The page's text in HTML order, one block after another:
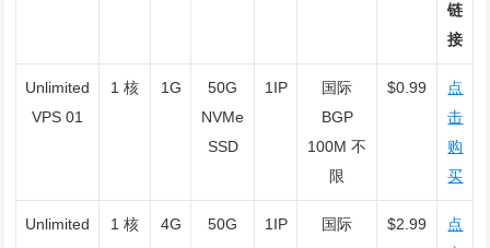
链
接
Unlimited
VPS 01
1 核 1G
50G
NVMe
SSD
1IP
国际
BGP
100M 不
限
$0.99
点
击
购
买
Unlimited
1 核 4G
50G
1IP
国际
$2.99
点